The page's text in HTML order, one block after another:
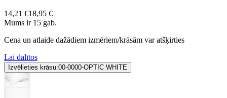
14,21 €18,95 €
Mums ir 15 gab.
Cena un atlaide dažādiem izmēriem/krāsām var atšķirties
Lai dalītos
Izvēlieties krāsu:00-0000-OPTIC WHITE